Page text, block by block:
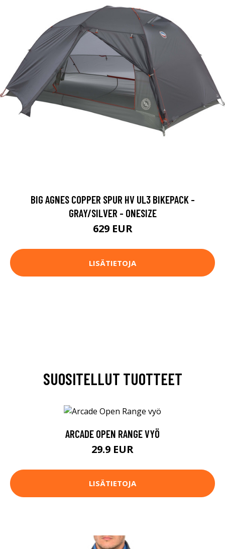
BIG AGNES COPPER SPUR HV UL3 BIKEPACK -
GRAY/SILVER - ONESIZE
629 EUR
LISÄTIETOJA
SUOSITELLUT TUOTTEET
ARCADE OPEN RANGE VYÖ
29.9 EUR
LISÄTIETOJA